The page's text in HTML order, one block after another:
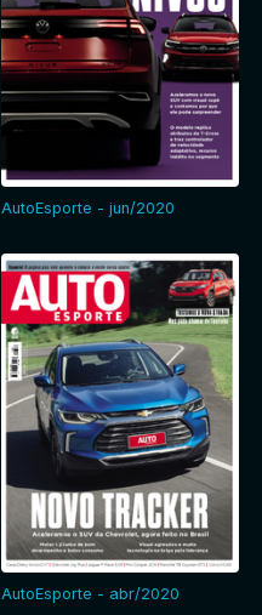
AutoEsporte - jun/2020
AutoEsporte - abr/2020